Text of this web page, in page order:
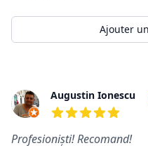
Ajouter
CommentairesAugustin Ionescu
Profesioniști! Recomand!